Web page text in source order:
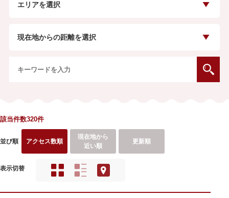
エリアを選択
現在地からの距離を選択
該当件数320件
並び順 アクセス数順
現在地から
近い順
更新順
表示切替